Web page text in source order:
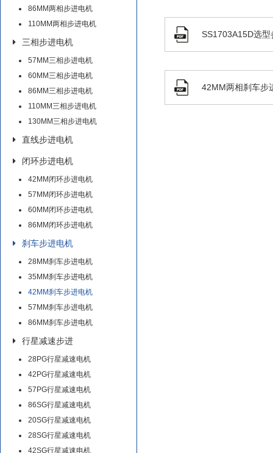
86MM两相步进电机
110MM两相步进电机
三相步进电机
57MM三相步进电机
60MM三相步进电机
86MM三相步进电机
110MM三相步进电机
130MM三相步进电机
直线步进电机
闭环步进电机
42MM闭环步进电机
57MM闭环步进电机
60MM闭环步进电机
86MM闭环步进电机
刹车步进电机
28MM刹车步进电机
35MM刹车步进电机
42MM刹车步进电机
57MM刹车步进电机
86MM刹车步进电机
行星减速步进
28PG行星减速电机
42PG行星减速电机
57PG行星减速电机
86SG行星减速电机
20SG行星减速电机
28SG行星减速电机
42SG行星减速电机
SS1703A15D选型
42MM两相刹车步